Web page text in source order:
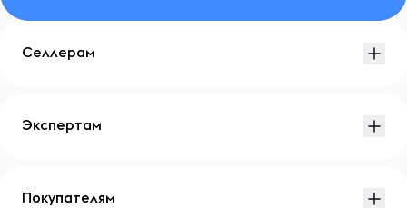
Селлерам
Экспертам
Покупателям